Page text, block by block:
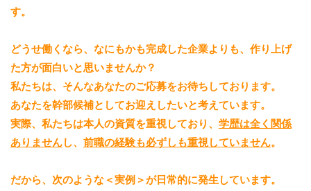
す。
どうせ働くなら、なにもかも完成した企業よりも、 作り上げ
た方が面白いと思いませんか？
私たちは、そんなあなたのご応募をお待ちしております。
あなたを幹部候補としてお迎えしたいと考えています。
実際、私たちは本人の資質を重視しており、 学歴は全く関係
ありませんし、 前職の経験も必ずしも重視していません。
だから、次のような＜実例＞が日常的に発生しています。